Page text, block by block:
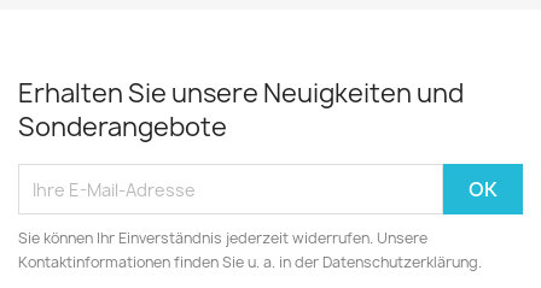
Erhalten Sie unsere Neuigkeiten und
Sonderangebote
Sie können Ihr Einverständnis jederzeit widerrufen. Unsere
Kontaktinformationen finden Sie u. a. in der Datenschutzerklärung.